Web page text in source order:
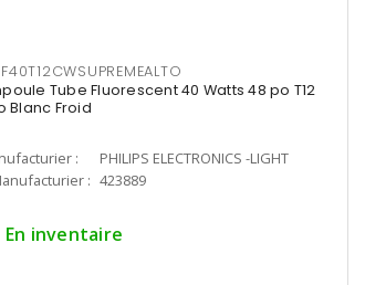
Tube Fluorescent 40 Watts 48 po T12
Blanc Froid
:
PHILIPS ELECTRONICS -LIGHT
: 423889
En inventaire